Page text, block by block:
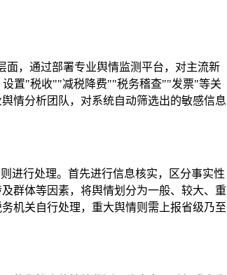
，通过部署专业舆情监测平台，对主流新
设置"税收""减税降费""税务稽查""发票"等关
情分析团队，对系统自动筛选出的敏感信息
进行处理。首先进行信息核实，区分事实性
群体等因素，将舆情划分为一般、较大、重
机关自行处理，重大舆情则需上报省级乃至